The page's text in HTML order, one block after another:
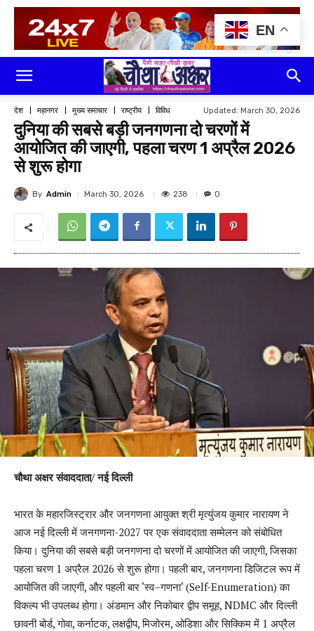
देश महानगर मुख्य समाचार राष्ट्रीय विविध Updated: March 30, 2026
दुनिया की सबसे बड़ी जनगणना दो चरणों में
आयोजित की जाएगी, पहला चरण 1 अप्रैल 2026
से शुरू होगा
By Admin March 30, 2026 238 0
चौथा अक्षर संवाददाता/ नई दिल्ली
भारत के महारजिस्ट्रार और जनगणना आयुक्त श्री मृत्युंजय कुमार नारायण ने
आज नई दिल्ली में जनगणना-2027पर एक संवाददाता सम्मेलन को संबोधित
किया। दुनिया की सबसे बड़ी जनगणना दो चरणों में आयोजित की जाएगी,जिसका
पहला चरण1 अप्रैल 2026से शुरू होगा। पहली बार,जनगणना डिजिटल रूप में
आयोजित की जाएगी, और पहली बार ‘स्व–गणना‘ (Self-Enumeration)का
विकल्प भी उपलब्ध होगा। अंडमान और निकोबार द्वीप समूह, NDMC और दिल्ली
छावनी बोर्ड,गोवा,कर्नाटक,लक्षद्वीप,मिजोरम, ओडिशा और सिक्किम में 1 अप्रैल
EN